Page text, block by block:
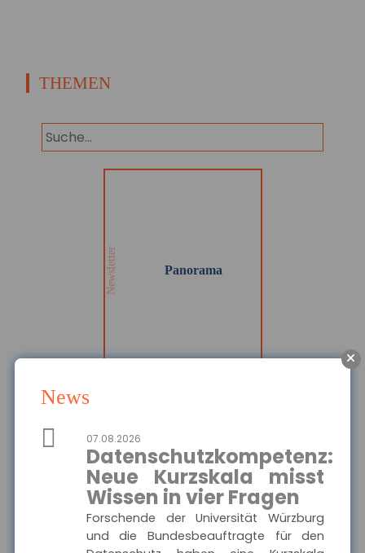
News
07.08.2026
Datenschutzkompetenz:
Neue Kurzskala misst
Wissen in vier Fragen
Forschende der Universität Würzburg
und die Bundesbeauftragte für den
THEMEN
Newsletter Panorama
Ausgewählte Produkte
Die Haftpflichtkasse -
Privathaftpflicht
wichtigen Informationen
und Druckstücke zur
privaten
Haftpflichtversicherung
der Haftpflichtkasse.